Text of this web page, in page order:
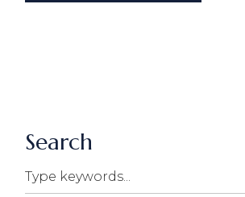
Search